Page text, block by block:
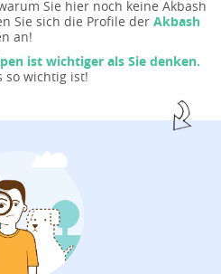
Sie hier noch keine Akbash
Sie sich die Profile der Akbash
an!
ist wichtiger als Sie denken.
so wichtig ist!